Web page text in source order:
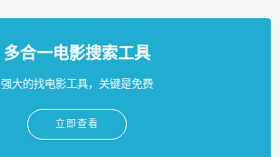
多合一电影搜索工具
强大的找电影工具，关键是免费
立即查看